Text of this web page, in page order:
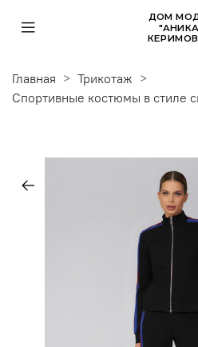
ДОМ
"АНИКА
Главная
Трикотаж
Спортивные костюмы в стиле